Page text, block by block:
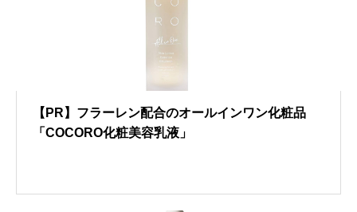
【PR】フラーレン配合のオールインワン化粧品
「COCORO化粧美容乳液」